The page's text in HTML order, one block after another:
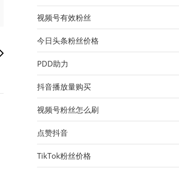
视频号有效粉丝
今日头条粉丝价格
PDD助力
抖音播放量购买
视频号粉丝怎么刷
点赞抖音
TikTok粉丝价格